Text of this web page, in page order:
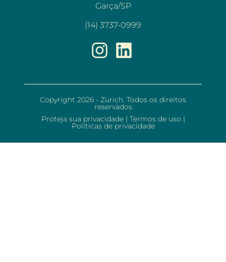
Garça/SP
(14) 3737-0999
Copyright 2026 - Zurich. Todos os direitos
reservados
Proteja sua privacidade | Termos de uso |
Políticas de privacidade